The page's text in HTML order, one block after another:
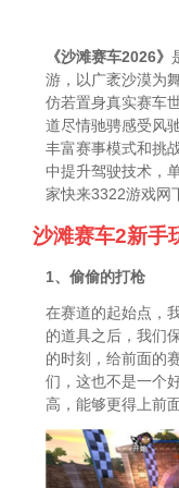
《沙滩赛车2026》
游，以广袤沙漠为
仿若置身真实赛车
道尽情驰骋感受风
丰富赛事模式和挑
中提升驾驶技术，
家快来3322游戏网
沙滩赛车2新手
1、偷偷的打枪
在赛道的起始点，
的道具之后，我们
的时刻，给前面的
们，这也不是一个
高，能够更得上前